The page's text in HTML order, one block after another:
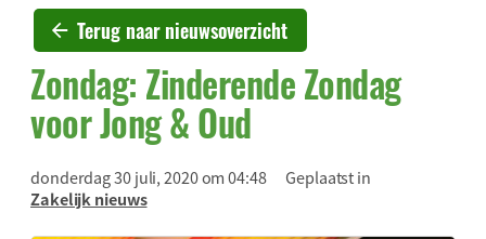
Terug naar nieuwsoverzicht
Zondag: Zinderende Zondag
voor Jong & Oud
donderdag 30 juli, 2020 om 04:48
Geplaatst in
Zakelijk nieuws